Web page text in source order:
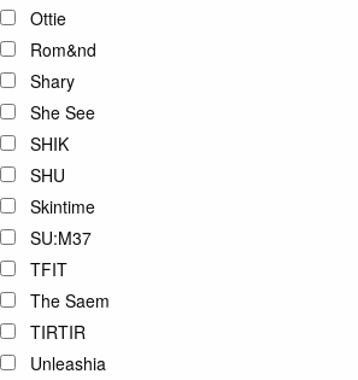
Ottie
Rom&nd
Shary
She See
SHIK
SHU
Skintime
SU:M37
TFIT
The Saem
TIRTIR
Unleashia